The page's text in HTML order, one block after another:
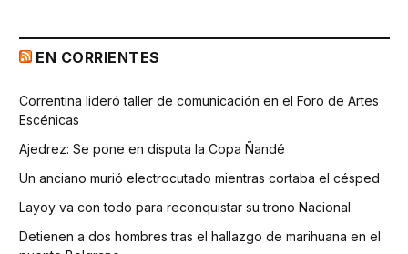
EN CORRIENTES
Correntina lideró taller de comunicación en el Foro de Artes
Escénicas
Ajedrez: Se pone en disputa la Copa Ñandé
Un anciano murió electrocutado mientras cortaba el césped
Layoy va con todo para reconquistar su trono Nacional
Detienen a dos hombres tras el hallazgo de marihuana en el